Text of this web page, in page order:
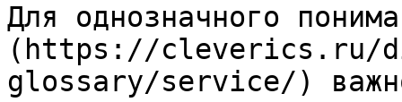
Для однозначного
(https://cleverics.ru/
glossary/service/)